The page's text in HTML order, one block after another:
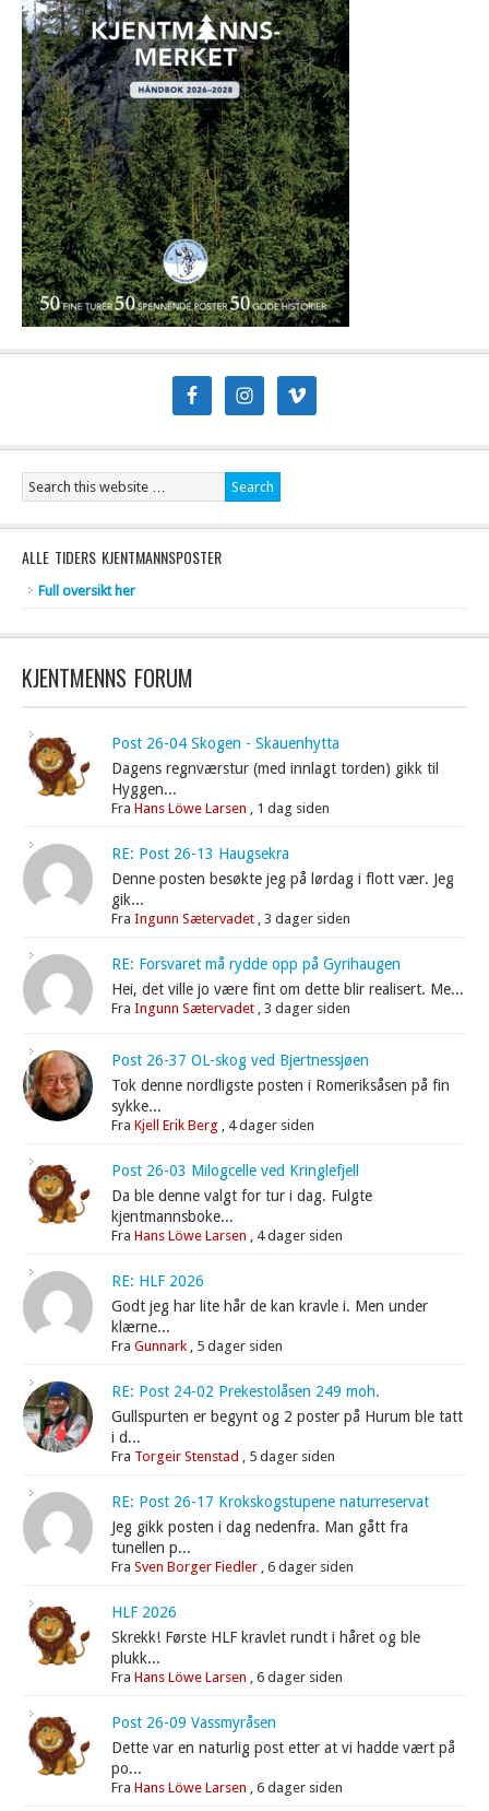
ALLE TIDERS KJENTMANNSPOSTER
Full oversikt her
KJENTMENNS FORUM
Post 26-04 Skogen - Skauenhytta
Dagens regnværstur (med innlagt torden) gikk til
Hyggen...
FraHans Löwe Larsen , 1 dag siden
RE: Post 26-13 Haugsekra
Denne posten besøkte jeg på lørdag i flott vær. Jeg
gik...
FraIngunn Sætervadet ,3 dager siden
RE: Forsvaret må rydde opp på Gyrihaugen
Hei, det ville jo være fint om dette blir realisert. Me...
FraIngunn Sætervadet ,3 dager siden
Post 26-37 OL-skog ved Bjertnessjøen
Tok denne nordligste posten i Romeriksåsen på fin
sykke...
FraKjell Erik Berg , 4 dager siden
Post 26-03 Milogcelle ved Kringlefjell
Da ble denne valgt for tur i dag. Fulgte
kjentmannsboke...
FraHans Löwe Larsen , 4 dager siden
RE: HLF 2026
Godt jeg har lite hår de kan kravle i. Men under
klærne...
FraGunnark , 5 dager siden
RE: Post 24-02 Prekestolåsen 249 moh.
Gullspurten er begynt og 2 poster på Hurum ble tatt
i d...
Fra Torgeir Stenstad , 5 dager siden
RE: Post 26-17 Krokskogstupene naturreservat
Jeg gikk posten i dag nedenfra. Man gått fra
tunellen p...
FraSven Borger Fiedler ,6 dager siden
HLF 2026
Skrekk! Første HLF kravlet rundt i håret og ble
plukk...
FraHans Löwe Larsen ,6 dager siden
Post 26-09 Vassmyråsen
Dette var en naturlig post etter at vi hadde vært på
po...
FraHans Löwe Larsen ,6 dager siden